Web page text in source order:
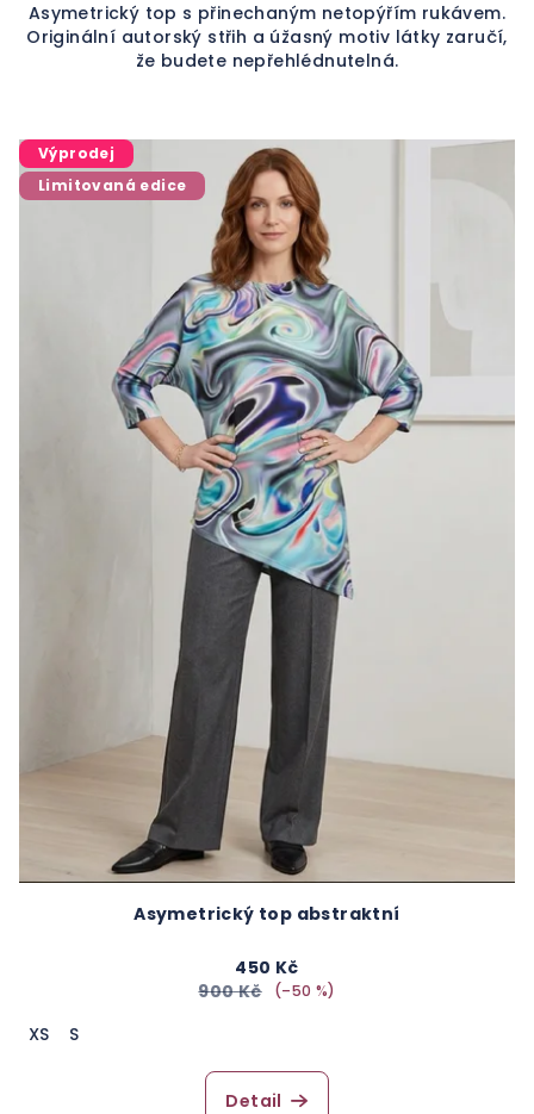
Asymetrický top s přinechaným netopýřím rukávem.
Originální autorský střih a úžasný motiv látky zaručí,
že budete nepřehlédnutelná.
Výprodej
Limitovaná edice
Asymetrický top abstraktní
450 Kč
900 Kč
(–50 %)
XS S
Detail